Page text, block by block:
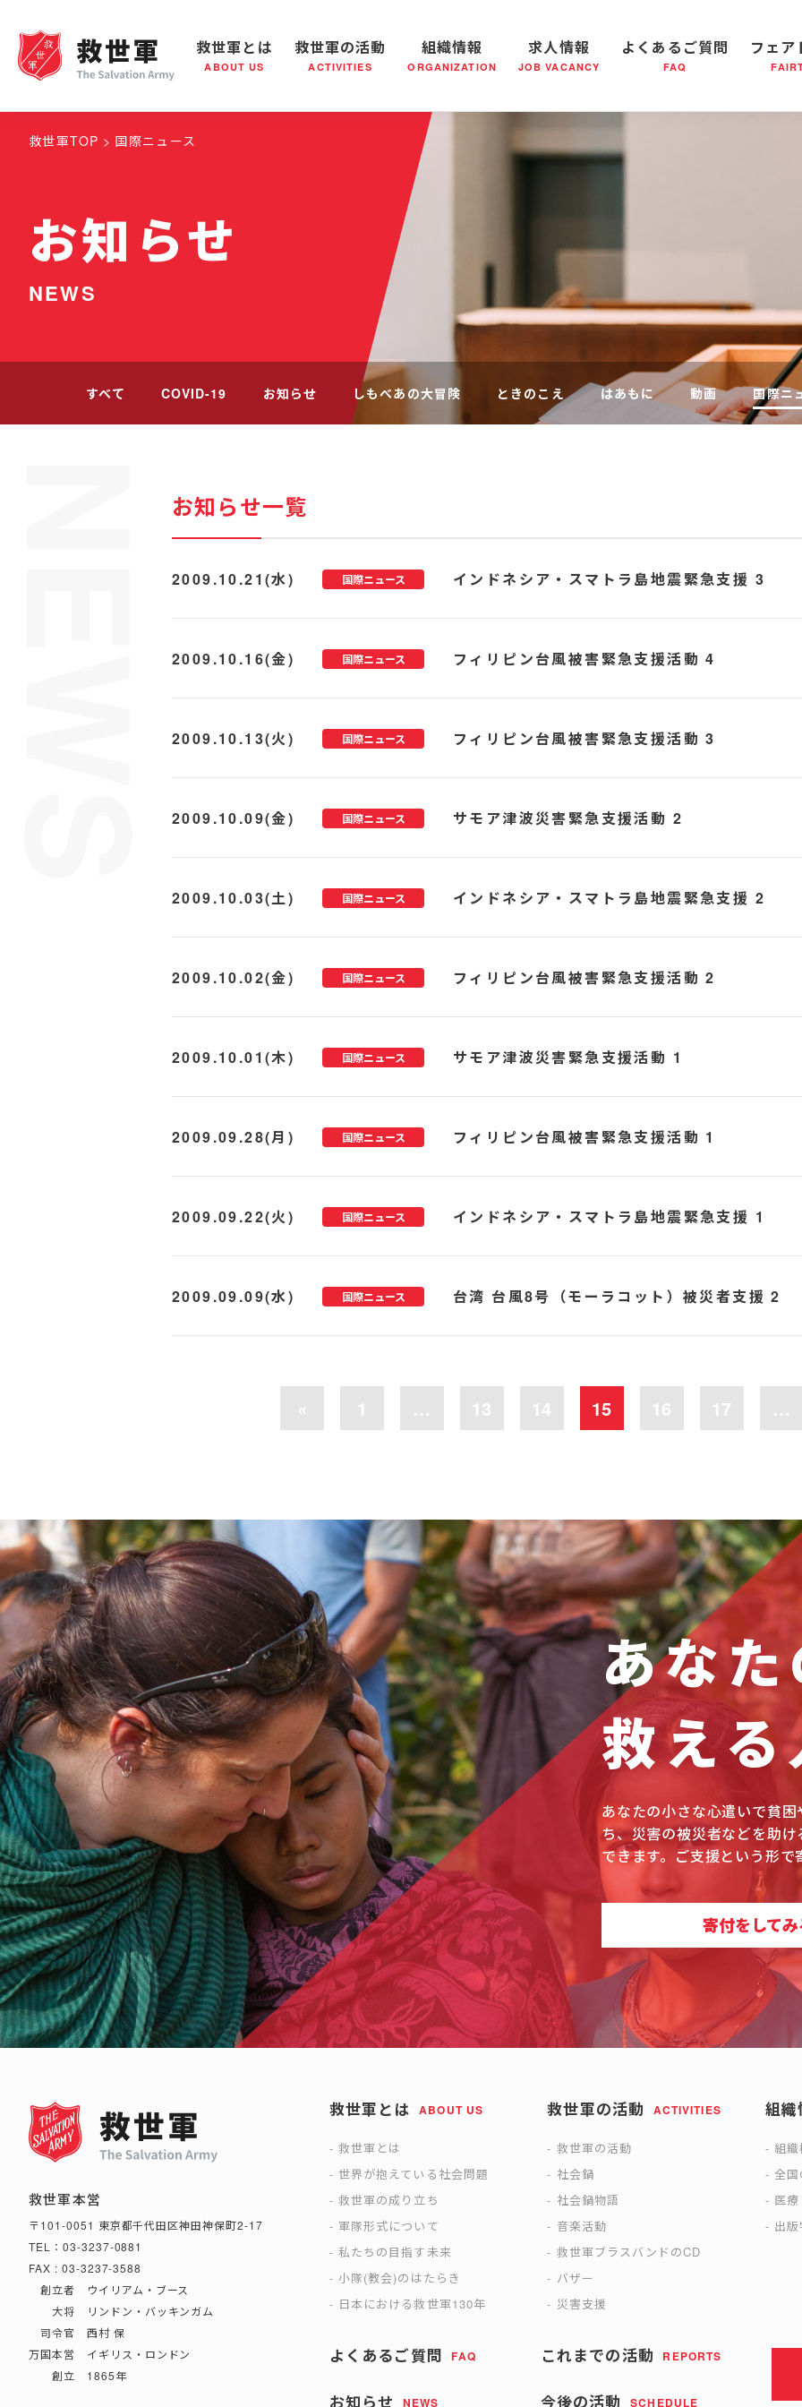
救世軍とは
ABOUT US
救世軍とは 世界が抱えている社会問題 救世軍の成り立ち 軍隊形式について 私たちの目指す未来
救世軍の活動
ACTIVITIES
救世軍の活動 社会鍋 社会鍋物語 音楽活動 救世軍ブラスバンドのCD
組織情報
ORGANIZATION
組織概要 全国の小隊(教会)等について 医療・社会福祉事業 出
求人情報
JOB VACANCY
よくあるご質問
FAQ
フェア
救世軍TOP 国際ニュース
お知らせ
NEWS
すべて COVID-19 お知らせ しもべあの大冒険 ときのこえ はあもに 動画 国際ニ
お知らせ一覧
インドネシア・スマトラ島地震緊急支援 3
2009.10.21(水) 国際ニュース
フィリピン台風被害緊急支援活動 4
2009.10.16(金) 国際ニュース
フィリピン台風被害緊急支援活動 3
2009.10.13(火) 国際ニュース
サモア津波災害緊急支援活動 2
2009.10.09(金) 国際ニュース
インドネシア・スマトラ島地震緊急支援 2
2009.10.03(土) 国際ニュース
フィリピン台風被害緊急支援活動 2
2009.10.02(金) 国際ニュース
サモア津波災害緊急支援活動 1
2009.10.01(木) 国際ニュース
フィリピン台風被害緊急支援活動 1
2009.09.28(月) 国際ニュース
インドネシア・スマトラ島地震緊急支援 1
2009.09.22(火) 国際ニュース
台湾 台風8号（モーラコット）被災者支援 2
2009.09.09(水) 国際ニュース
« 1 … 13 14 15 16 17 …
あな
救え
あなたの小さな心遣いで貧
ち、災害の被災者などを助
できます。ご支援という形
寄付をして
救世軍本営
〒101-0051 東京都千代田区神田神保町2-17
TEL：03-3237-0881
FAX : 03-3237-3588
創立者 ウイリアム・ブース
大将 リンドン・バッキンガム
司令官 西村 保
万国本営 イギリス・ロンドン
創立 1865年
救世軍とは ABOUT US
救世軍とは
世界が抱えている社会問題
救世軍の成り立ち
軍隊形式について
私たちの目指す未来
小隊(教会)のはたらき
日本における救世軍130年
救世軍の活動 ACTIVITIES
救世軍の活動
社会鍋
社会鍋物語
音楽活動
救世軍ブラスバンドのCD
バザー
災害支援
組織
組
全
医
出
よくあるご質問 FAQ これまでの活動 REPORTS
今後の活動 SCHEDULE
お知らせ NEWS